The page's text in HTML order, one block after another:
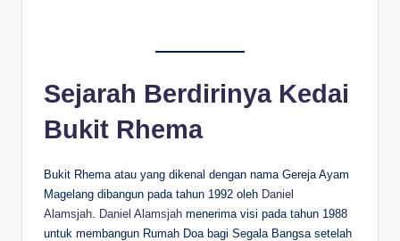
Sejarah Berdirinya Kedai
Bukit Rhema
Bukit Rhema atau yang dikenal dengan nama Gereja Ayam
Magelang dibangun pada tahun 1992 oleh Daniel
Alamsjah
Daniel Alamsjah menerima visi pada tahun 1988
untuk membangun Rumah Doa bagi Segala Bangsa setelah